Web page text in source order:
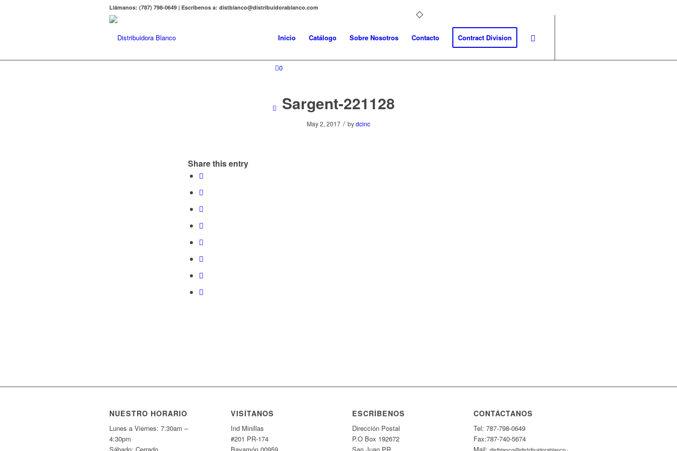
Llámanos: (787) 798-0649 | Escríbenos a: distblanco@distribuidorablanco.com
Inicio Catálogo Sobre Nosotros Contacto Contract Division
0
Sargent-221128
May 2, 2017 / bydcinc
Share this entry
NUESTRO HORARIO
Lunes a Viernes: 7:30am –
4:30pm
VISÍTANOS
Ind Minillas
#201 PR-174
ESCRÍBENOS
Dirección Postal
P.O Box 192672
CONTÁCTANOS
Tel: 787-798-0649
Fax:787-740-5674